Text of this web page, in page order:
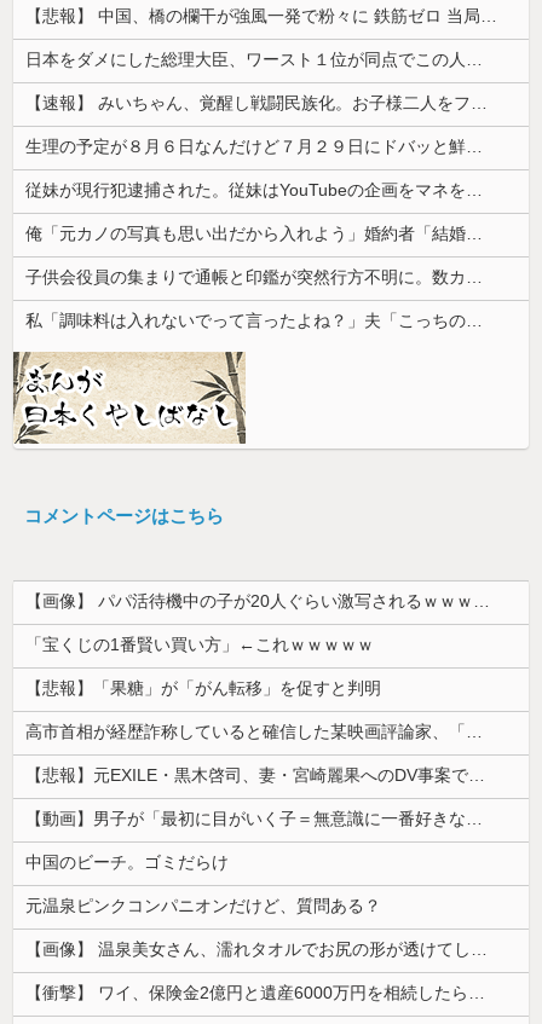
コメントページはこちら
「宝くじの1番賢い買い方」←これｗｗｗｗｗ
【悲報】「果糖」が「がん転移」を促すと判明
中国のビーチ。ゴミだらけ
元温泉ピンクコンパニオンだけど、質問ある？